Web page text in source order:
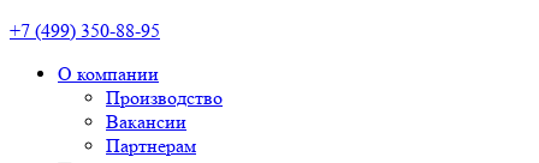
+7 (499) 350-88-95
О компании
Производство
Вакансии
Партнерам